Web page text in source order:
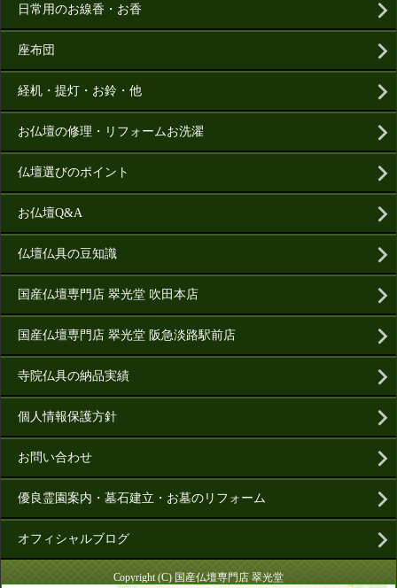
日常用のお線香・お香
座布団
経机・提灯・お鈴・他
お仏壇の修理・リフォームお洗濯
仏壇選びのポイント
お仏壇Q&A
仏壇仏具の豆知識
国産仏壇専門店 翠光堂 吹田本店
国産仏壇専門店 翠光堂 阪急淡路駅前店
寺院仏具の納品実績
個人情報保護方針
お問い合わせ
優良霊園案内・墓石建立・お墓のリフォーム
オフィシャルブログ
Copyright (C) 国産仏壇専門店 翠光堂